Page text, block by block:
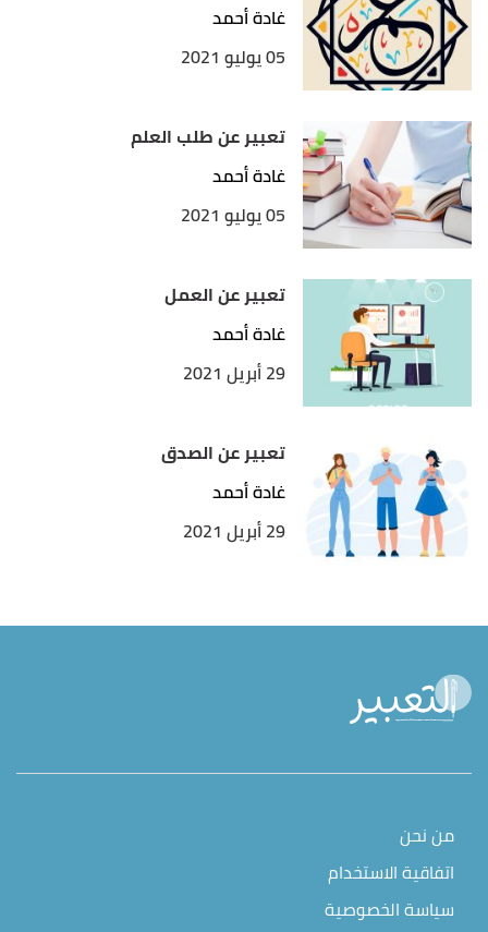
غادة أحمد
05 يوليو 2021
تعبير عن طلب العلم
غادة أحمد
05 يوليو 2021
تعبير عن العمل
غادة أحمد
29 أبريل 2021
تعبير عن الصدق
غادة أحمد
29 أبريل 2021
من نحن
اتفاقية الاستخدام
سياسة الخصوصية